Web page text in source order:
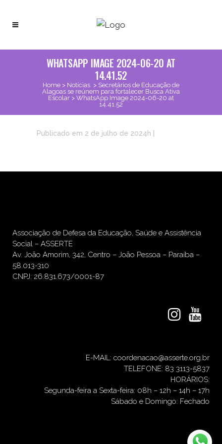
WHATSAPP IMAGE 2024-06-20 AT
14.41.52
Home > Notícias > Secretários de Educação de
Alagoas se reúnem para fortalecer Busca Ativa
Escolar > WhatsApp Image 2024-06-20 at
14.41.52
Publicado em 2 de julho de 2024h
Associação de Defesa da Educação, Saúde e Assistência
Social – ASSERTE
Av. João Amorim, 342, Centro – João Pessoa – Paraíba –
58.013-310
CNPJ: 26.831.673/0001-87
E-MAIL: coordenacao@asserte.org.br
TELEFONE: 83 3113-5837
HORÁRIOS:
Segunda-feira a Sexta-feira: 08h – 12h – 14h – 17h
Sábado e Domingo: Fechado